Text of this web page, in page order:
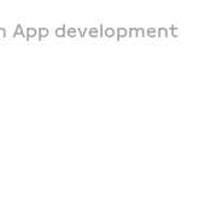
App development